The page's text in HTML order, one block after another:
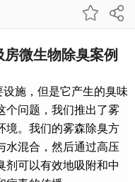
微生物除臭案例
施，但是它产生的臭味
个问题，我们推出了雾
境。我们的雾森除臭方
水混合，然后通过高压
剂可以有效地吸附和中